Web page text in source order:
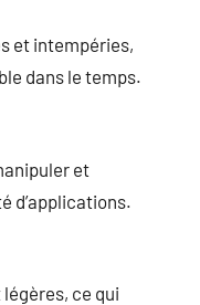
et intempéries,
dans le temps.
et
d’applications.
ce qui